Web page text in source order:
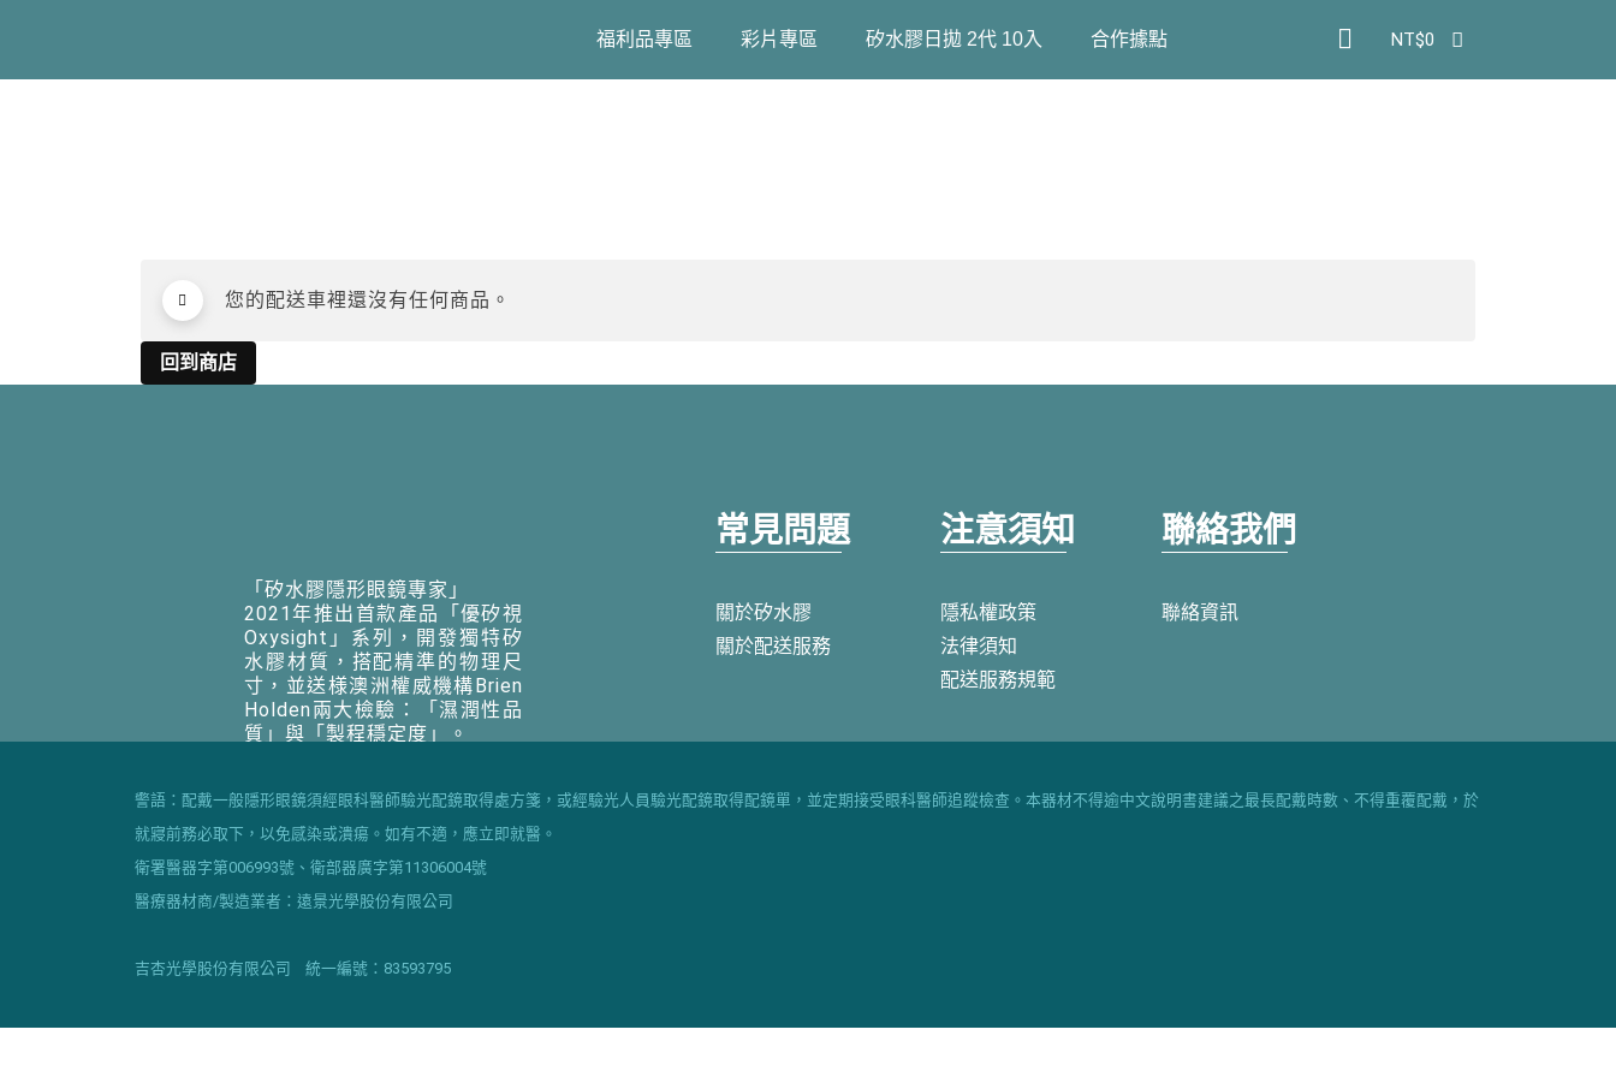
福利品專區 彩片專區 矽水膠日拋 2代 10入 合作據點 NT$0
您的配送車裡還沒有任何商品。
回到商店
「矽水膠隱形眼鏡專家」
2021年推出首款產品「優矽視
Oxysight」系列，開發獨特矽
水膠材質，搭配精準的物理尺
寸，並送様澳洲權威機構Brien
Holden兩大檢驗：「濕潤性品
質」與「製程穩定度」。
常見問題
關於矽水膠
關於配送服務
注意須知
隱私權政策
法律須知
配送服務規範
聯絡我們
聯絡資訊
警語：配戴一般隱形眼鏡須經眼科醫師驗光配鏡取得處方箋，或經驗光人員驗光配鏡取得配鏡單，並定期接受眼科醫師追蹤檢查。本器材不得逾中文說明書建議之最長配戴時數、不得重覆配戴，於
就寢前務必取下，以免感染或潰瘍。如有不適，應立即就醫。
衛署醫器字第006993號、衛部器廣字第11306004號
醫療器材商/製造業者：遠景光學股份有限公司
吉杏光學股份有限公司 統一編號：83593795